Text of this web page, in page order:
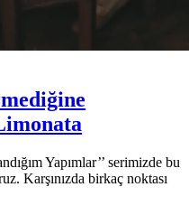
Yapımlar’’ serimizde bu
Karşınızda birkaç noktası